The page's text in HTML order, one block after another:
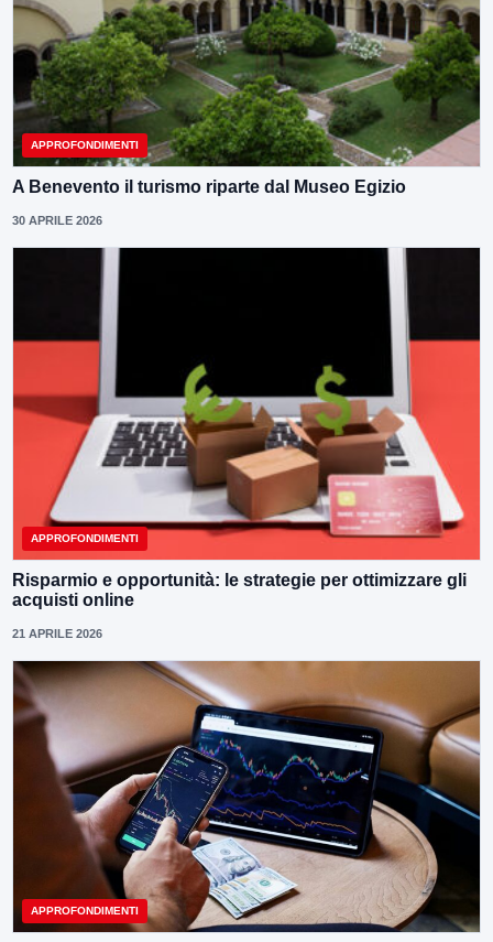
APPROFONDIMENTI
A Benevento il turismo riparte dal Museo Egizio
30 APRILE 2026
APPROFONDIMENTI
Risparmio e opportunità: le strategie per ottimizzare gli
acquisti online
21 APRILE 2026
APPROFONDIMENTI